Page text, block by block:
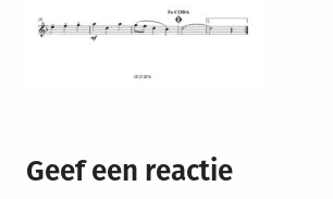
Geef een reactie